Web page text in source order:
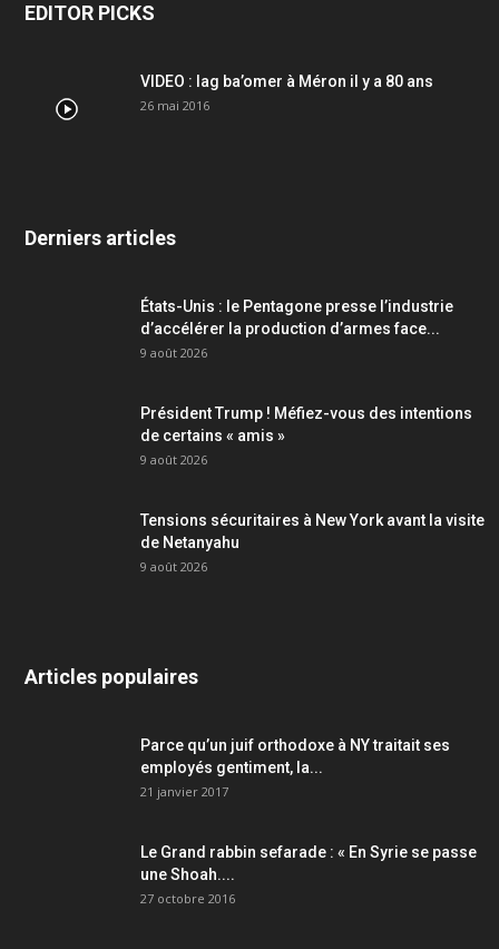
EDITOR PICKS
VIDEO : lag ba’omer à Méron il y a 80 ans
26 mai 2016
Derniers articles
États-Unis : le Pentagone presse l’industrie
d’accélérer la production d’armes face...
9 août 2026
Président Trump ! Méfiez-vous des intentions
de certains « amis »
9 août 2026
Tensions sécuritaires à New York avant la visite
de Netanyahu
9 août 2026
Articles populaires
Parce qu’un juif orthodoxe à NY traitait ses
employés gentiment, la...
21 janvier 2017
Le Grand rabbin sefarade : « En Syrie se passe
une Shoah....
27 octobre 2016